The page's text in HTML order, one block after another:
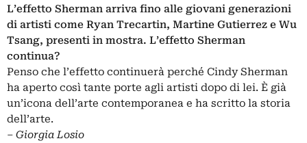
L’effetto Sherman arriva fino alle giovani generazioni
di artisti come Ryan Trecartin, Martine Gutierrez e Wu
Tsang, presenti in mostra. L’effetto Sherman
continua?
Penso che l’effetto continuerà perché Cindy Sherman
ha aperto così tante porte agli artisti dopo di lei. È già
un’icona dell’arte contemporanea e ha scritto la storia
dell’arte.
‒ Giorgia Losio